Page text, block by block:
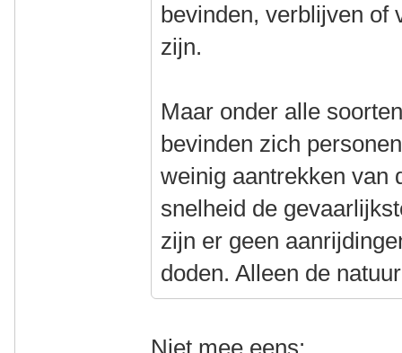
bevinden, verblijven of
zijn.
Maar onder alle
bevinden zich
weinig aantrekken van
snelheid de
zijn er geen
doden. Alleen de
Niet mee eens: